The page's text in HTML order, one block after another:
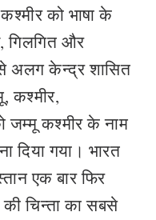
को भाषा के
गिलगित और
अलग केन्द्र शासित
कश्मीर,
जम्मू कश्मीर के नाम
दिया गया। भारत
एक बार फिर
चिन्ता का सबसे